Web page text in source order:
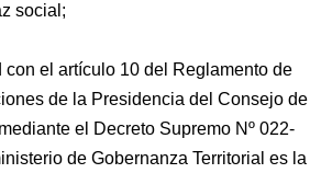
social;
con el artículo 10 del Reglamento de
de la Presidencia del Consejo de
el Decreto Supremo Nº 022-
de Gobernanza Territorial es la